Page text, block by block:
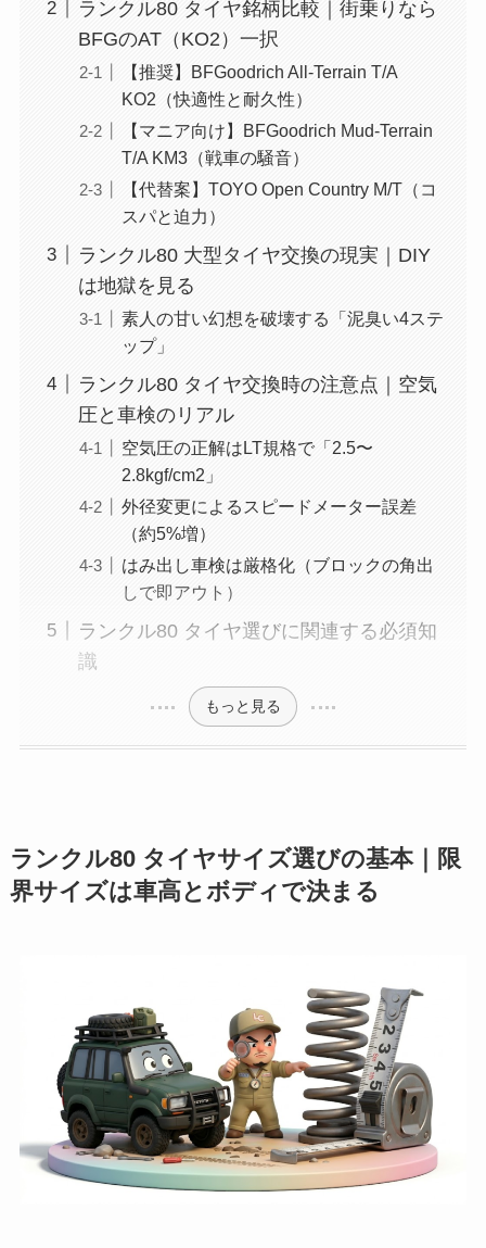
ランクル80 タイヤ銘柄比較｜街乗りなら
BFGのAT（KO2）一択
【推奨】BFGoodrich All-Terrain T/A
KO2（快適性と耐久性）
【マニア向け】BFGoodrich Mud-Terrain
T/A KM3（戦車の騒音）
【代替案】TOYO Open Country M/T（コ
スパと迫力）
ランクル80 大型タイヤ交換の現実｜DIY
は地獄を見る
素人の甘い幻想を破壊する「泥臭い4ステ
ップ」
ランクル80 タイヤ交換時の注意点｜空気
圧と車検のリアル
空気圧の正解はLT規格で「2.5〜
2.8kgf/cm2」
外径変更によるスピードメーター誤差
（約5%増）
はみ出し車検は厳格化（ブロックの角出
しで即アウト）
ランクル80 タイヤ選びに関連する必須知
識
もっと見る
ランクル80 タイヤサイズ選びの基本｜限
界サイズは車高とボディで決まる